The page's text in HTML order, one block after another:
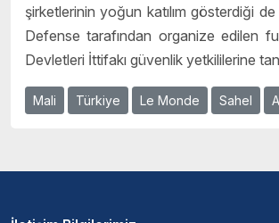
şirketlerinin yoğun katılım gösterdiği de
Defense tarafından organize edilen
Devletleri İttifakı güvenlik yetkililerine
Mali Türkiye Le Monde Sahel